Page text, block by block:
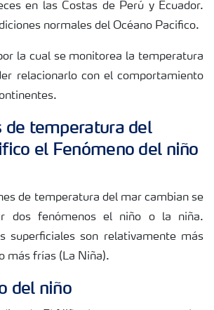
en las Costas de Perú y Ecuador.
normales del Océano Pacifico.
la cual se monitorea la temperatura
relacionarlo con el comportamiento
de temperatura del
el Fenómeno del niño
de temperatura del mar cambian se
dos fenómenos el niño o la niña.
superficiales son relativamente más
más frías (La Niña).
del niño